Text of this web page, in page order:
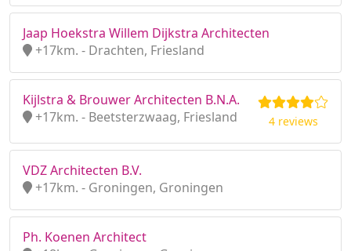
Jaap Hoekstra Willem Dijkstra Architecten
+17km. - Drachten, Friesland
Kijlstra & Brouwer Architecten B.N.A.
+17km. - Beetsterzwaag, Friesland
4 reviews
VDZ Architecten B.V.
+17km. - Groningen, Groningen
Ph. Koenen Architect